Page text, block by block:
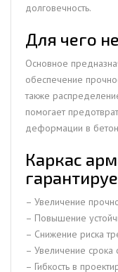
долговечность.
Для чего
Основное
обеспечение
также
помогает
деформации в
Каркас
– Увеличение
– Повышение
– Снижение риска
– Увеличение
– Гибкость в